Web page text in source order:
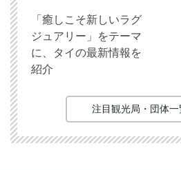
「癒しこそ新しいラグ
ジュアリー」をテーマ
に、タイの最新情報を
紹介
注目観光局・団体一